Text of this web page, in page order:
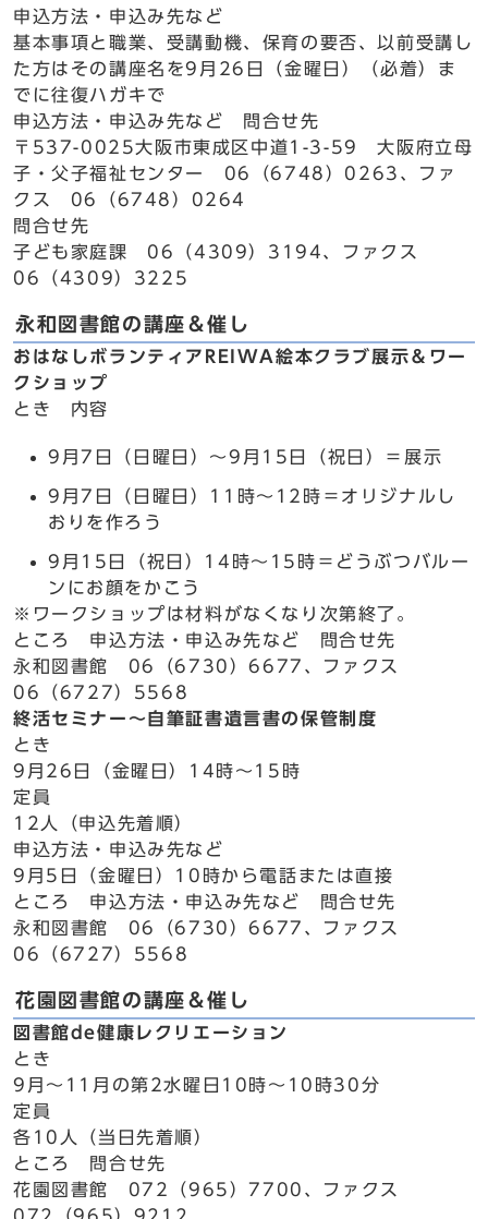
申込方法・申込み先など
基本事項と職業、受講動機、保育の要否、以前受講し
た方はその講座名を9月26日（金曜日）（必着）ま
でに往復ハガキで
申込方法・申込み先など 問合せ先
〒537-0025大阪市東成区中道1-3-59 大阪府立母
子・父子福祉センター 06（6748）0263、ファ
クス 06（6748）0264
問合せ先
子ども家庭課 06（4309）3194、ファクス
06（4309）3225
永和図書館の講座＆催し
おはなしボランティアREIWA絵本クラブ展示＆ワー
クショップ
とき 内容
9月7日（日曜日）～9月15日（祝日）＝展示
9月7日（日曜日）11時～12時＝オリジナルし
おりを作ろう
9月15日（祝日）14時～15時＝どうぶつバルー
ンにお顔をかこう
※ワークショップは材料がなくなり次第終了。
ところ 申込方法・申込み先など 問合せ先
永和図書館 06（6730）6677、ファクス
06（6727）5568
終活セミナー～自筆証書遺言書の保管制度
とき
9月26日（金曜日）14時～15時
定員
12人（申込先着順）
申込方法・申込み先など
9月5日（金曜日）10時から電話または直接
ところ 申込方法・申込み先など 問合せ先
永和図書館 06（6730）6677、ファクス
06（6727）5568
花園図書館の講座＆催し
図書館de健康レクリエーション
とき
9月～11月の第2水曜日10時～10時30分
定員
各10人（当日先着順）
ところ 問合せ先
花園図書館 072（965）7700、ファクス